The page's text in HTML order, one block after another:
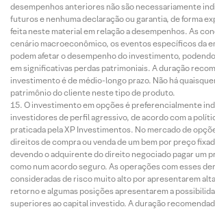
desempenhos anteriores não são necessariamente
futuros e nenhuma declaração ou garantia, de forma
feita neste material em relação a desempenhos. As
cenário macroeconômico, os eventos específicos da
podem afetar o desempenho do investimento,
em significativas perdas patrimoniais. A duração
investimento é de médio-longo prazo. Não há
patrimônio do cliente neste tipo de produto.
O investimento em opções é preferencialmente
investidores de perfil agressivo, de acordo com a
praticada pela XP Investimentos. No mercado de
direitos de compra ou venda de um bem por preço
devendo o adquirente do direito negociado pagar um
como num acordo seguro. As operações com esses
consideradas de risco muito alto por apresentarem
retorno e algumas posições apresentarem a
superiores ao capital investido. A duração